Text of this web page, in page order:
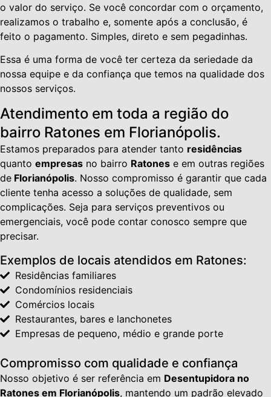
o valor do serviço. Se você concordar com o orçamento,
realizamos o trabalho e, somente após a conclusão, é
feito o pagamento. Simples, direto e sem pegadinhas.
Essa é uma forma de você ter certeza da seriedade da
nossa equipe e da confiança que temos na qualidade dos
nossos serviços.
Atendimento em toda a região do
bairro Ratones em Florianópolis.
Estamos preparados para atender tanto residências
quanto empresas no bairro Ratones e em outras regiões
de Florianópolis. Nosso compromisso é garantir que cada
cliente tenha acesso a soluções de qualidade, sem
complicações. Seja para serviços preventivos ou
emergenciais, você pode contar conosco sempre que
precisar.
Exemplos de locais atendidos em Ratones:
Residências familiares
Condomínios residenciais
Comércios locais
Restaurantes, bares e lanchonetes
Empresas de pequeno, médio e grande porte
Compromisso com qualidade e confiança
Nosso objetivo é ser referência em Desentupidora no
Ratones em Florianópolis, mantendo um padrão elevado